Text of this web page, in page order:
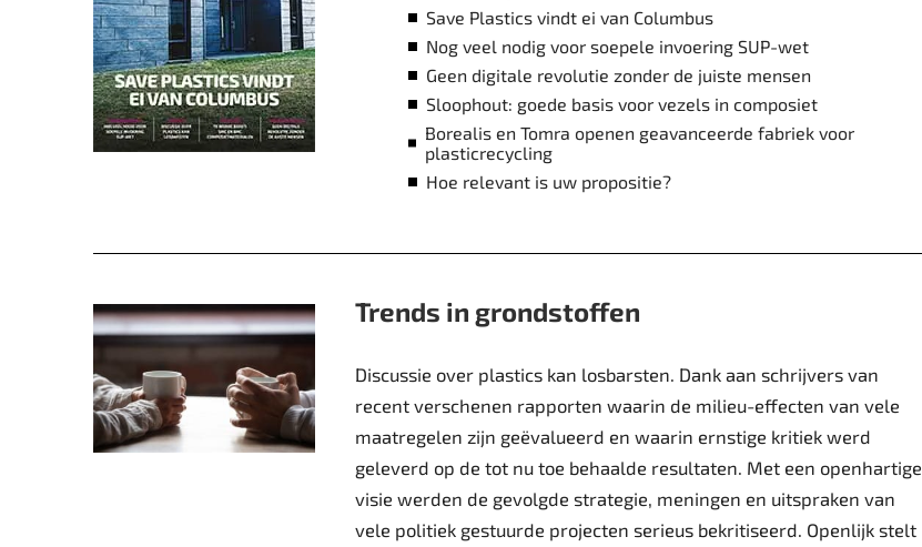
Save Plastics vindt ei van Columbus
Nog veel nodig voor soepele invoering SUP-wet
Geen digitale revolutie zonder de juiste mensen
Sloophout: goede basis voor vezels in composiet
Borealis en Tomra openen geavanceerde fabriek voor
plasticrecycling
Hoe relevant is uw propositie?
Trends in grondstoffen
Discussie over plastics kan losbarsten. Dank aan schrijvers van
recent verschenen rapporten waarin de milieu-effecten van vele
maatregelen zijn geëvalueerd en waarin ernstige kritiek werd
geleverd op de tot nu toe behaalde resultaten. Met een openhartige
visie werden de gevolgde strategie, meningen en uitspraken van
vele politiek gestuurde projecten serieus bekritiseerd. Openlijk stelt